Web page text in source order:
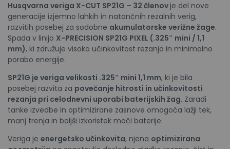
Husqvarna veriga X-CUT SP21G – 32 členov je del nove
generacije izjemno lahkih in natančnih rezalnih verig,
razvitih posebej za sodobne akumulatorske verižne žage.
Spada v linijo X-PRECISION SP21G PIXEL (.325″ mini / 1,1
mm), ki združuje visoko učinkovitost rezanja in minimalno
porabo energije.
SP21G je veriga velikosti .325″ mini 1,1 mm, ki je bila
posebej razvita za povečanje hitrosti in učinkovitosti
rezanja pri celodnevni uporabi baterijskih žag. Zaradi
tanke izvedbe in optimizirane zasnove omogoča lažji tek,
manj trenja in boljši izkoristek moči baterije.
Veriga je energetsko učinkovita, njena optimizirana